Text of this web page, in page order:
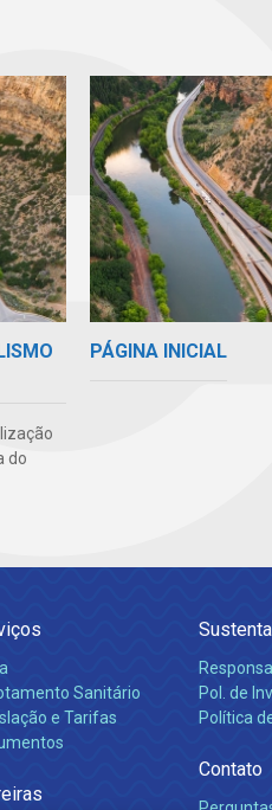
do
PÁGINA INICIAL
Sanitário
e Tarifas
Pol. de
Política
Contato